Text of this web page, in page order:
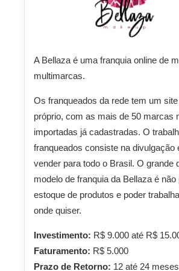
A Bellaza é uma franquia online de
multimarcas.
Os franqueados da rede tem um
próprio, com as mais de 50 marcas
importadas já cadastradas. O
franqueados consiste na divulgação
vender para todo o Brasil. O grande
modelo de franquia da Bellaza é
estoque de produtos e poder
onde quiser.
Investimento: R$ 9.000 até R$
Faturamento: R$ 5.000
Prazo de Retorno: 12 até 24 meses